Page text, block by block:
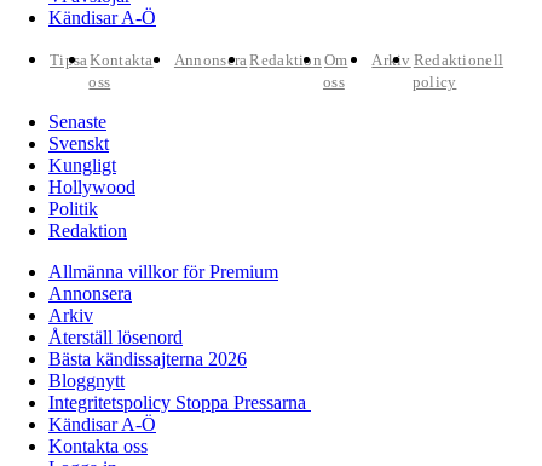
Kändisar A-Ö
TipsaKontakta
oss
AnnonseraRedaktion Om
oss
Arkiv Redaktionell
policy
Senaste
Svenskt
Kungligt
Hollywood
Politik
Redaktion
Allmänna villkor för Premium
Annonsera
Arkiv
Återställ lösenord
Bästa kändissajterna 2026
Bloggnytt
Integritetspolicy Stoppa Pressarna
Kändisar A-Ö
Kontakta oss